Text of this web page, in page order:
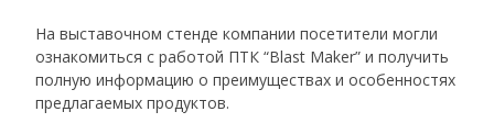
На выставочном стенде компании посетители могли
ознакомиться с работой ПТК “Blast Maker” и получить
полную информацию о преимуществах и особенностях
предлагаемых продуктов.